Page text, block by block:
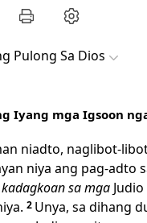
Pulong Sa Dios
Iyang mga Igsoon
niadto, naglibot-libot
niya ang pag-adto
kadagkoan sa mga
2 Unya, sa dihang